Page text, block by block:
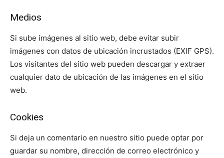
Medios
Si sube imágenes al sitio web, debe evitar subir
imágenes con datos de ubicación incrustados (EXIF GPS).
Los visitantes del sitio web pueden descargar y extraer
cualquier dato de ubicación de las imágenes en el sitio
web.
Cookies
Si deja un comentario en nuestro sitio puede optar por
guardar su nombre, dirección de correo electrónico y